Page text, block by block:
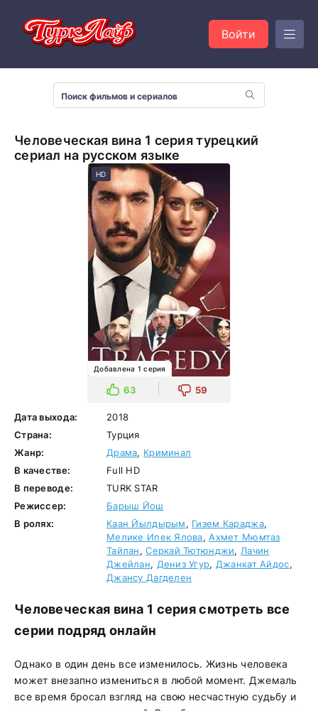
Войти
Человеческая вина 1 серия турецкий
сериал на русском языке
HD
Добавлена 1 серия
63 59
Дата выхода:
2018
Страна:
Турция
Жанр:
Драма, Криминал
В качестве:
Full HD
В переводе:
TURK STAR
Режиссер:
Барыш Йош
В ролях:
Каан Йылдырым, Гизем Караджа,
Мелике Ипек Ялова,Ахмет Мюмтаз
Тайлан,Серкай Тютюнджи, Лачин
Джейлан, Дениз Угур, Джанкат Айдос,
Джансу Дагделен
Человеческая вина 1 серия смотреть все
серии подряд онлайн
Однако в один день все изменилось. Жизнь человека
может внезапно измениться в любой момент. Джемаль
все время бросал взгляд на свою несчастную судьбу и